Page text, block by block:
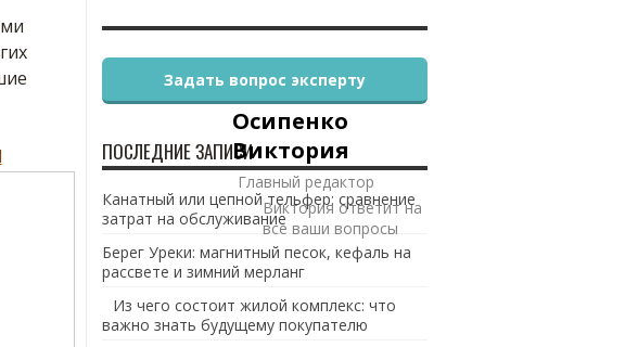
Осипенко
Виктория
Главный редактор
Виктория ответит на
все ваши вопросы
Задать вопрос эксперту
ПОСЛЕДНИЕ ЗАПИСИ
Канатный или цепной тельфер: сравнение
затрат на обслуживание
Берег Уреки: магнитный песок, кефаль на
рассвете и зимний мерланг
Из чего состоит жилой комплекс: что
важно знать будущему покупателю